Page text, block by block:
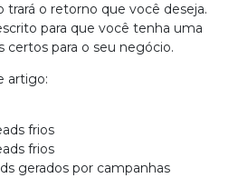
o retorno que você deseja.
para que você tenha uma
certos para o seu negócio.
artigo:
frios
frios
gerados por campanhas